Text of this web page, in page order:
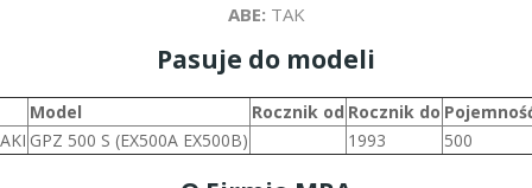
ABE: TAK
Pasuje do modeli
Model Rocznik od Rocznik do
GPZ 500 S (EX500A EX500B) 1993 500